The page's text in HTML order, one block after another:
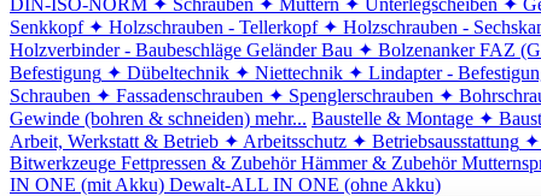
DIN-ISO-NORM ✦ Schrauben ✦ Muttern ✦ Unterlegscheiben ✦
Senkkopf ✦ Holzschrauben - Tellerkopf ✦ Holzschrauben -
Holzverbinder - Baubeschläge Geländer Bau ✦ Bolzenanker FAZ
Befestigung ✦ Dübeltechnik ✦ Niettechnik ✦ Lindapter -
Schrauben ✦ Fassadenschrauben ✦ Spenglerschrauben ✦
Gewinde (bohren & schneiden) mehr... Baustelle & Montage ✦
Arbeit, Werkstatt & Betrieb ✦ Arbeitsschutz ✦ Betriebsausstattung ✦
Bitwerkzeuge Fettpressen & Zubehör Hämmer & Zubehör
IN ONE (mit Akku) Dewalt-ALL IN ONE (ohne Akku)